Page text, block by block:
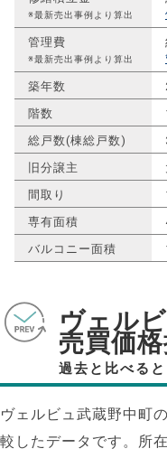
※最新売出事例より算出
管理費
※最新売出事例より算出
築年数
階数
総戸数(棟総戸数)
旧分譲主
間取り
専有面積
バルコニー面積
ヴェル
売買価
過去と比べると
ヴェルビュ武蔵野中町
較したデータです。所